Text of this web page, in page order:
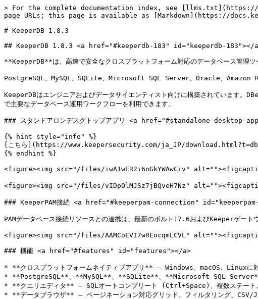
> For the complete documentation index, see
page URLs; this page is available as [Markdown](https://
# KeeperDB 1.8.3
## KeeperDB 1.8.3 <a href="#keeperdb-183" id="keeperdb-183"></
**KeeperDB**は、高速で安全なクロスプラットフォーム対応のデータベース管理
PostgreSQL、MySQL、SQLite、Microsoft SQL Server、Oracle、Amazon
KeeperDBはエンジニアおよびデータサイエンティスト向けに構築されています。
で主要なデータベース運用ワークフローを利用できます。
### スタンドアロンデスクトップアプリ <a href="#standalone-
{% hint style="info" %}
[こちら](https://www.keepersecurity.com/ja_JP/download.html?t=db)の
{% endhint %}
<figure><img src="/files/iwA1wER2i6nGkYWAwCiv"
<figure><img src="/files/vIDpOlMJSz7jBQveH7Nz"
### KeeperPAM接続 <a href="#keeperpam-connection"
PAMデータベース接続リソースとの連携は、最新のボルト17.6およびKeeperゲート
<figure><img src="/files/AAMCoEVI7wREocqmLCVL"
### 機能 <a href="#features" id="features"></a>
* **クロスプラットフォームネイティブアプリ** — Windows、macOS、Linuxに対
* **PostgreSQL**、**MySQL**、**SQLite**、**Microsoft SQL Server**、
* **クエリエディタ** — SQLオートコンプリート (Ctrl+Space)、複数ステートメ
* **データブラウザ** — ページネーション対応グリッド、フィルタリング、CSV/